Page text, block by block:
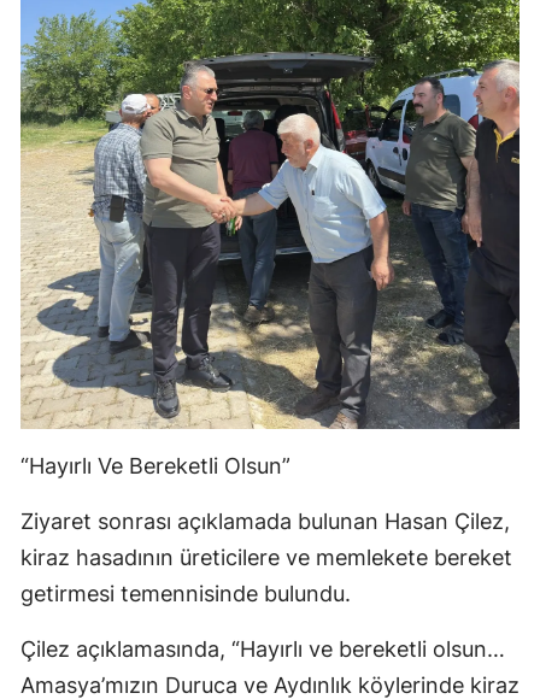
“Hayırlı Ve Bereketli Olsun”
Ziyaret sonrası açıklamada bulunan Hasan Çilez,
kiraz hasadının üreticilere ve memlekete bereket
getirmesi temennisinde bulundu.
Çilez açıklamasında, “Hayırlı ve bereketli olsun…
Amasya’mızın Duruca ve Aydınlık köylerinde kiraz